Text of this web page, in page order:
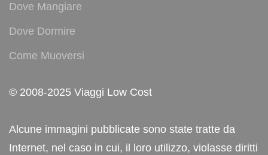
Dove Mangiare
Dove Dormire
Come Muoversi
© 2008-2025 Viaggi Low Cost
Alcune immagini pubblicate sono state tratte da
Internet, nel caso in cui, il loro utilizzo, violasse diritti